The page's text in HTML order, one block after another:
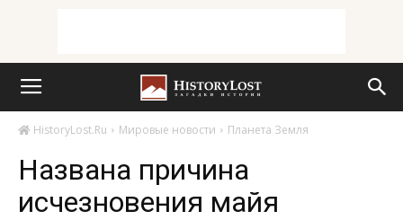
HistoryLost.Ru Мировые новости Планета Земля
Названа причина
исчезновения майя